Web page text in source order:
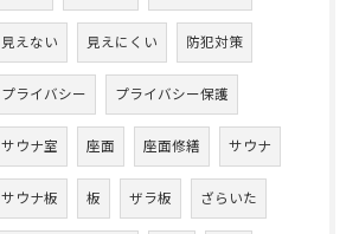
見えない 見えにくい 防犯対策
プライバシー プライバシー保護
サウナ室 座面 座面修繕 サウナ
サウナ板 板 ザラ板 ざらいた